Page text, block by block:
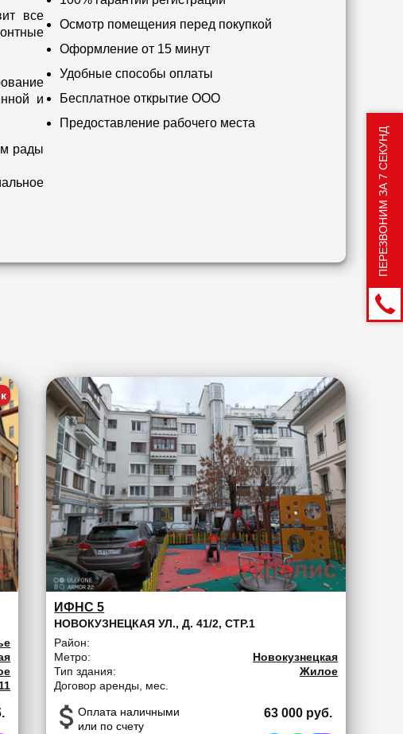
все
и
рады
Осмотр помещения перед покупкой
Оформление от 15 минут
Удобные способы оплаты
Бесплатное открытие ООО
Предоставление рабочего места
ИФНС 5
НОВОКУЗНЕЦКАЯ УЛ., Д. 41/2, СТР.1
Район:
Метро:
Новокузнецкая
Тип здания:
Жилое
Договор аренды, мес.
Оплата наличными
или по счету
63 000 руб.
ПЕРЕЗВОНИМ ЗА 7 СЕКУНД